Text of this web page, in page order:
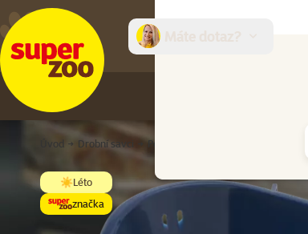
Úvod Drobní savci Podestýlky a toalety
☀️Léto
značka